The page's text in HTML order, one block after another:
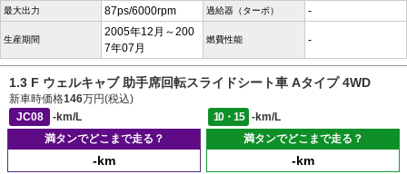
最大出力 87ps/6000rpm 過給器（ターボ） -
生産期間
2005年12月～200
7年07月
燃費性能 -
1.3 F ウェルキャブ 助手席回転スライドシート車 Aタイプ 4WD
新車時価格146万円(税込)
JC08
-km/L 10・15
-km/L
満タンでどこまで走る？
-km
満タンでどこまで走る？
-km